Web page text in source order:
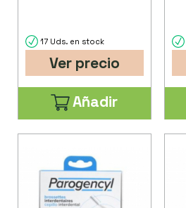
17 Uds. en stock
Ver precio
Añadir